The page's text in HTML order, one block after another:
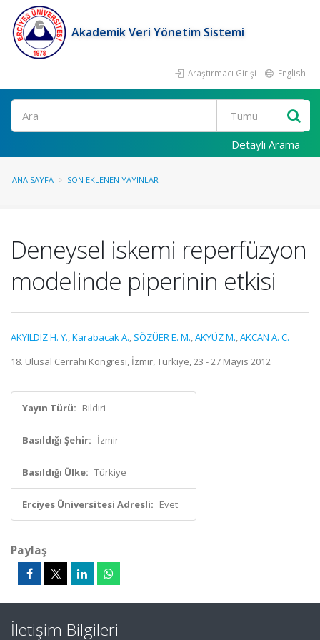
Akademik Veri Yönetim Sistemi
Araştırmacı Girişi English
Ara
Detaylı Arama
ANA SAYFA SON EKLENEN YAYINLAR
Deneysel iskemi reperfüzyon
modelinde piperinin etkisi
AKYILDIZ H. Y.,Karabacak A., SÖZÜER E. M.,AKYÜZ M.,AKCAN A. C.
18. Ulusal Cerrahi Kongresi, İzmir, Türkiye, 23 - 27 Mayıs 2012
Yayın Türü: Bildiri
Basıldığı Şehir: İzmir
Basıldığı Ülke: Türkiye
Erciyes Üniversitesi Adresli: Evet
Paylaş
İletişim Bilgileri